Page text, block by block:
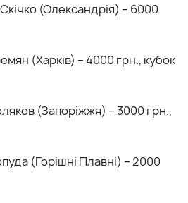
(Олександрія) – 6000
(Харків) – 4000 грн., кубок
(Запоріжжя) – 3000 грн.,
(Горішні Плавні) – 2000